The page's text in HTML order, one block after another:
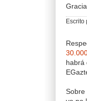
Escrito
habrá
Sobre